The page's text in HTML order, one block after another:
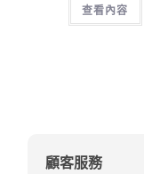
查看內容
顧客服務